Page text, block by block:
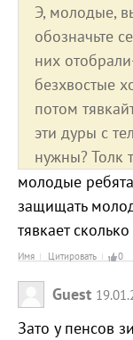
Э, молодые,
обозначьте
них
безхвостые
потом
эти дуры с
нужны? Толк
молодые
защищать
тявкает
Имя Цитировать 0
Guest
Зато у пенсов